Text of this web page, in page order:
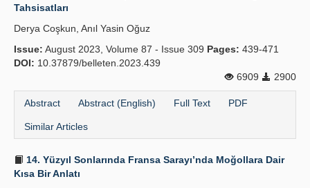
Tahsisatları
Derya Coşkun, Anıl Yasin Oğuz
Issue: August 2023, Volume 87 - Issue 309 Pages: 439-471
DOI: 10.37879/belleten.2023.439
6909
2900
Abstract Abstract (English) Full Text PDF
Similar Articles
14. Yüzyıl Sonlarında Fransa Sarayı’nda Moğollara Dair
Kısa Bir Anlatı